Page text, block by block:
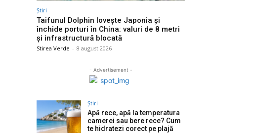
Știri
Taifunul Dolphin lovește Japonia și
închide porturi în China: valuri de 8 metri
și infrastructură blocată
Stirea Verde - 8 august 2026
- Advertisement -
Știri
Apă rece, apă la temperatura
camerei sau bere rece? Cum
te hidratezi corect pe plajă